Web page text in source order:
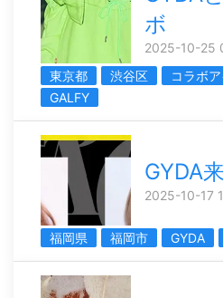
ボ
2025-10-25
東京都
渋谷区 コラボ
GALFY
GYDA
2025-10-17
福岡県 福岡市 GYDA